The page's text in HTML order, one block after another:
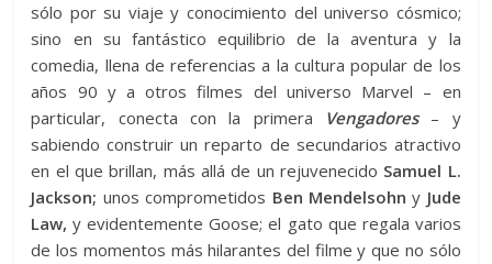
sólo por su viaje y conocimiento del universo cósmico;
sino en su fantástico equilibrio de la aventura y la
comedia, llena de referencias a la cultura popular de los
años 90 y a otros filmes del universo Marvel – en
particular, conecta con la primera
Vengadores
– y
sabiendo construir un reparto de secundarios atractivo
en el que brillan, más allá de un rejuvenecido Samuel L.
Jackson; unos comprometidos Ben Mendelsohn y Jude
Law, y evidentemente Goose; el gato que regala varios
de los momentos más hilarantes del filme y que no sólo